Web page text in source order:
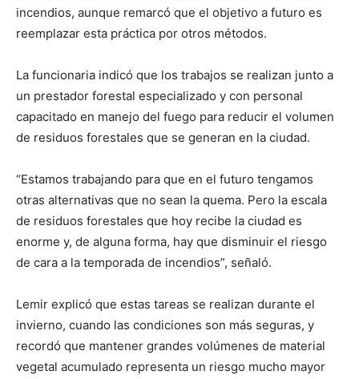
incendios, aunque remarcó que el objetivo a futuro es
reemplazar esta práctica por otros métodos.
La funcionaria indicó que los trabajos se realizan junto a
un prestador forestal especializado y con personal
capacitado en manejo del fuego para reducir el volumen
de residuos forestales que se generan en la ciudad.
“Estamos trabajando para que en el futuro tengamos
otras alternativas que no sean la quema. Pero la escala
de residuos forestales que hoy recibe la ciudad es
enorme y, de alguna forma, hay que disminuir el riesgo
de cara a la temporada de incendios”, señaló.
Lemir explicó que estas tareas se realizan durante el
invierno, cuando las condiciones son más seguras, y
recordó que mantener grandes volúmenes de material
vegetal acumulado representa un riesgo mucho mayor